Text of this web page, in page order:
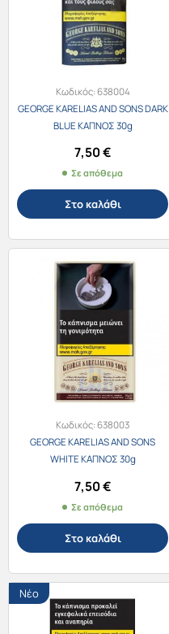
Κωδικός:638004
GEORGE KARELIAS AND SONS DARK
BLUE ΚΑΠΝΟΣ 30g
7,50€
Σε απόθεμα
Στο καλάθι
Κωδικός:638003
GEORGE KARELIAS AND SONS
WHITE ΚΑΠΝΟΣ 30g
7,50€
Σε απόθεμα
Στο καλάθι
Νέο